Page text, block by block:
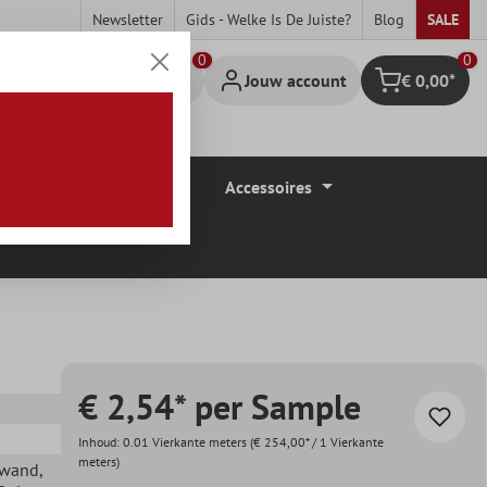
Newsletter Gids - Welke Is De Juiste? Blog SALE
Jouw account Winkelmandje
0
€ 0,00*
Accessoires
,
€ 2,54* per Sample
Inhoud: 0.01 Vierkante meters (€ 254,00* / 1 Vierkante
meters)